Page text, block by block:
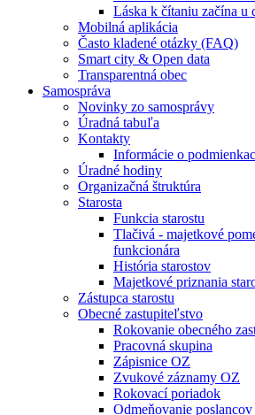
Láska k čítaniu začína u
Mobilná aplikácia
Často kladené otázky (FAQ)
Smart city & Open data
Transparentná obec
Samospráva
Novinky zo samosprávy
Úradná tabuľa
Kontakty
Informácie o
Úradné hodiny
Organizačná štruktúra
Starosta
Funkcia starostu
Tlačivá - majetkové
funkcionára
História starostov
Majetkové priznania
Zástupca starostu
Obecné zastupiteľstvo
Rokovanie obecného
Pracovná skupina
Zápisnice OZ
Zvukové záznamy OZ
Rokovací poriadok
Odmeňovanie poslancov